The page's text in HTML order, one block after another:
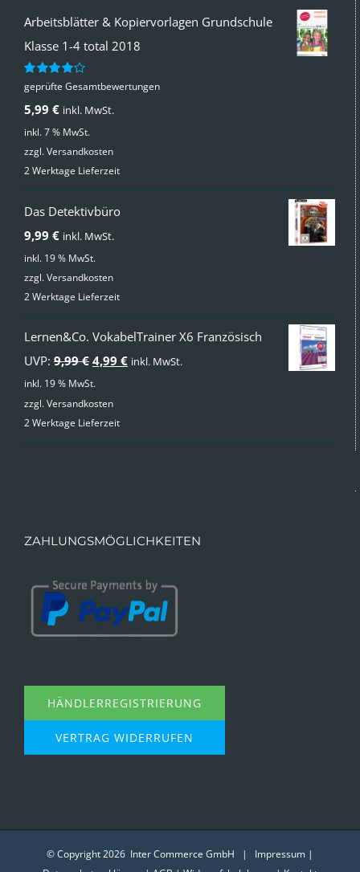
Arbeitsblätter & Kopiervorlagen Grundschule
Klasse 1-4 total 2018
Bewertet
von 5
geprüfte Gesamtbewertungen
5,99 € inkl. MwSt.
inkl. 7 % MwSt.
zzgl.Versandkosten
2 Werktage Lieferzeit
Das Detektivbüro
9,99 € inkl. MwSt.
inkl. 19 % MwSt.
zzgl.Versandkosten
2 Werktage Lieferzeit
Lernen&Co. VokabelTrainer X6 Französisch
UVP: 9,99€ Ursprünglicher
Preis
war:
4,99 €Aktueller
inkl. MwSt.
inkl. 19 % MwSt.
zzgl.Versandkosten
2 Werktage Lieferzeit
ZAHLUNGSMÖGLICHKEITEN
HÄNDLERREGISTRIERUNG
VERTRAG WIDERRUFEN
© Copyright2026 Inter Commerce GmbH | Impressum |